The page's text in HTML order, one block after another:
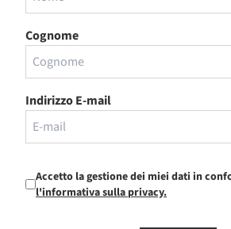
Cognome
Indirizzo E-mail
Accetto la gestione dei miei dati in
l'informativa sulla privacy.